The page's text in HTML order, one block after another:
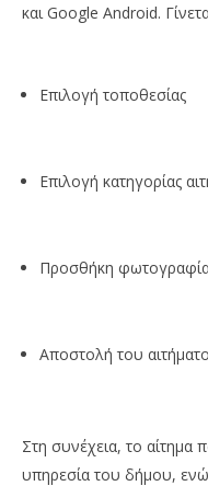
και Google Android.
Επιλογή τοποθεσίας
Επιλογή κατηγορίας
Προσθήκη
Αποστολή του
Στη συνέχεια, το αίτημα
υπηρεσία του δήμου,